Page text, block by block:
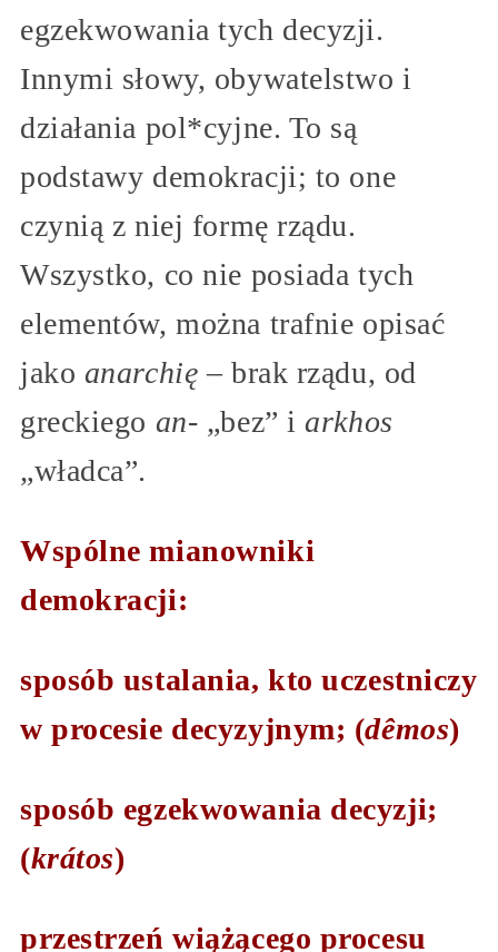
egzekwowania tych decyzji.
Innymi słowy, obywatelstwo i
działania pol*cyjne. To są
podstawy demokracji; to one
czynią z niej formę rządu.
Wszystko, co nie posiada tych
elementów, można trafnie opisać
jako anarchię – brak rządu, od
greckiego an- „bez” iarkhos
„władca”.
Wspólne mianowniki
demokracji:
sposób ustalania, kto uczestniczy
w procesie decyzyjnym; (dêmos)
sposób egzekwowania decyzji;
(krátos)
przestrzeń wiążącego procesu